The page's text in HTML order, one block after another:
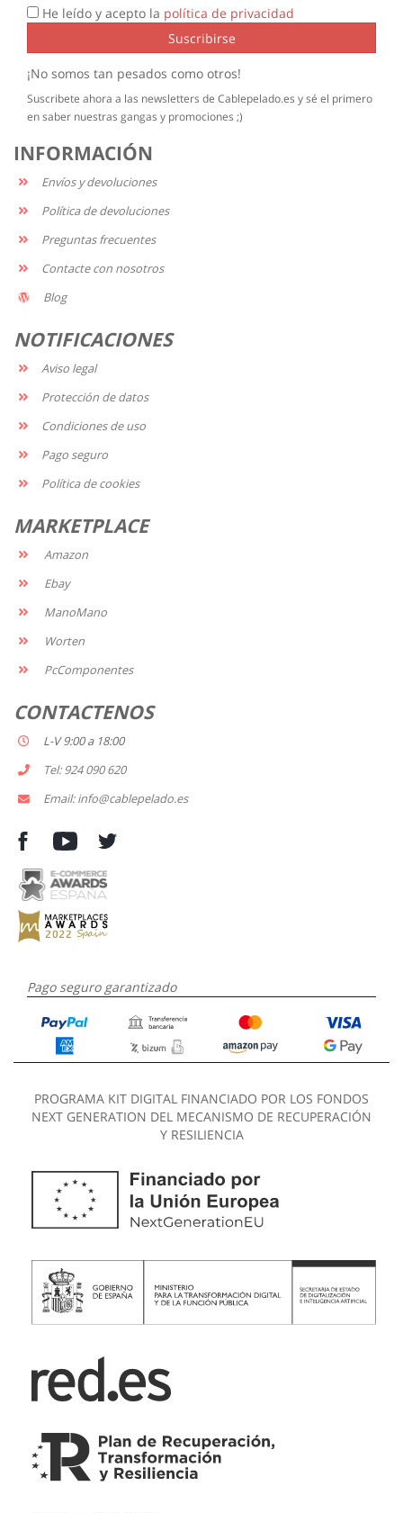
He leído y acepto la política de privacidad
Suscribirse
¡No somos tan pesados como otros!
Suscribete ahora a las newsletters de Cablepelado.es y sé el primero
en saber nuestras gangas y promociones ;)
INFORMACIÓN
Envíos y devoluciones
Política de devoluciones
Preguntas frecuentes
Contacte con nosotros
Blog
NOTIFICACIONES
Aviso legal
Protección de datos
Condiciones de uso
Pago seguro
Política de cookies
MARKETPLACE
Amazon
Ebay
ManoMano
Worten
PcComponentes
CONTACTENOS
L-V 9:00 a 18:00
Tel: 924 090 620
Email: info@cablepelado.es
Pago seguro garantizado
PROGRAMA KIT DIGITAL FINANCIADO POR LOS FONDOS
NEXT GENERATION DEL MECANISMO DE RECUPERACIÓN
Y RESILIENCIA